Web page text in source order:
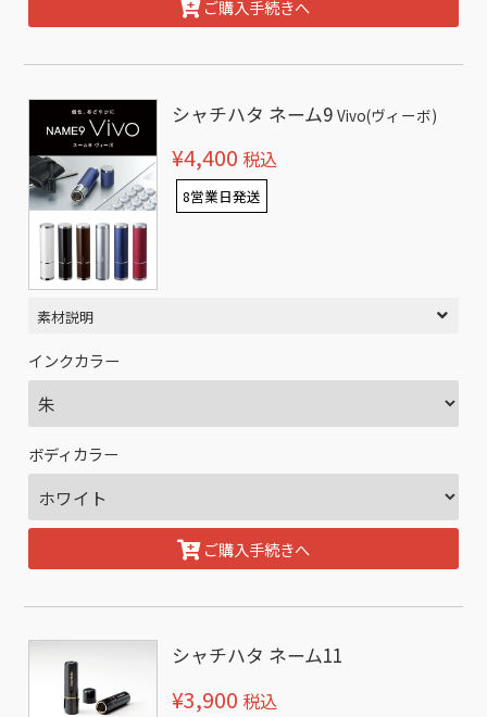
ご購入手続きへ
シャチハタ ネーム9Vivo(ヴィーボ)
¥4,400 税込
8営業日発送
素材説明
インクカラー
ボディカラー
ご購入手続きへ
シャチハタ ネーム11
¥3,900 税込